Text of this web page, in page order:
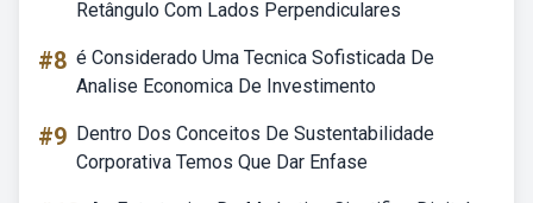
Retângulo Com Lados Perpendiculares
#8 é Considerado Uma Tecnica Sofisticada De
Analise Economica De Investimento
#9 Dentro Dos Conceitos De Sustentabilidade
Corporativa Temos Que Dar Enfase